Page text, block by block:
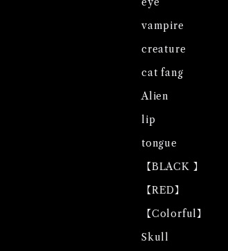
vampire
creature
cat fang
Alien
lip
tongue
【BLACK 】
【RED】
【Colorful】
Skull